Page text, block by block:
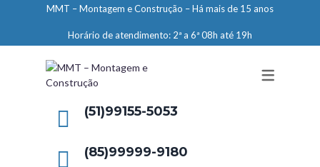
ENGENHARIA
LIMPEZA E CONSERVAÇÃO
MANUTENÇÃO PREDIAL
ELEVADORES – PREPARAÇÃO DE
MMT – Montagem e Construção – Há mais de 15 anos
Horário de atendimento: 2ª a 6ª 08h até 19h
(51)99155-5053
(85)99999-9180